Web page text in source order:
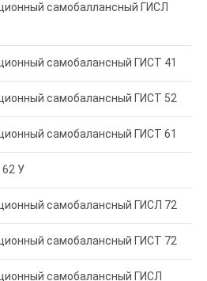
самобаллансный ГИСЛ
самобалансный ГИСТ 41
самобалансный ГИСТ 52
самобалансный ГИСТ 61
62 У
самобалансный ГИСЛ 72
самобалансный ГИСТ 72
самобалансный ГИСЛ